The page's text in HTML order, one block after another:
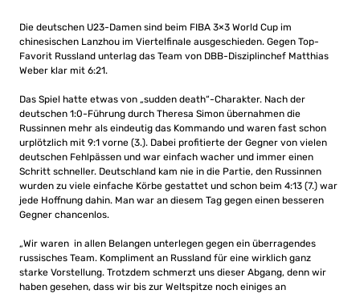
Die deutschen U23-Damen sind beim FIBA 3×3 World Cup im
chinesischen Lanzhou im Viertelfinale ausgeschieden. Gegen Top-
Favorit Russland unterlag das Team von DBB-Disziplinchef Matthias
Weber klar mit 6:21.
Das Spiel hatte etwas von „sudden death“-Charakter. Nach der
deutschen 1:0-Führung durch Theresa Simon übernahmen die
Russinnen mehr als eindeutig das Kommando und waren fast schon
urplötzlich mit 9:1 vorne (3.). Dabei profitierte der Gegner von vielen
deutschen Fehlpässen und war einfach wacher und immer einen
Schritt schneller. Deutschland kam nie in die Partie, den Russinnen
wurden zu viele einfache Körbe gestattet und schon beim 4:13 (7.) war
jede Hoffnung dahin. Man war an diesem Tag gegen einen besseren
Gegner chancenlos.
„Wir waren in allen Belangen unterlegen gegen ein überragendes
russisches Team. Kompliment an Russland für eine wirklich ganz
starke Vorstellung. Trotzdem schmerzt uns dieser Abgang, denn wir
haben gesehen, dass wir bis zur Weltspitze noch einiges an